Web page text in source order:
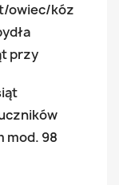
owiec/kóz
przy
mod. 98